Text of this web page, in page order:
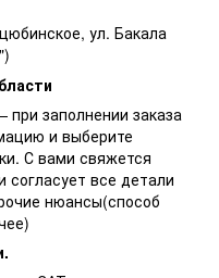
ул. Бакала
при заполнении заказа
и выберите
С вами свяжется
согласует все детали
нюансы(способ